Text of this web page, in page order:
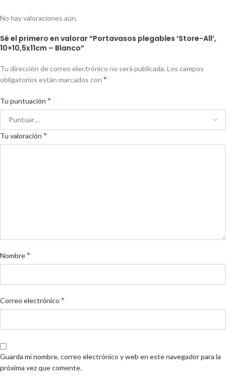
No hay valoraciones aún.
Sé el primero en valorar “Portavasos plegables ‘Store-All’,
10×10,5x11cm – Blanco”
Tu dirección de correo electrónico no será publicada.Los campos
obligatorios están marcados con *
Tu puntuación *
Tu valoración *
Nombre*
Correo electrónico *
Guarda mi nombre, correo electrónico y web en este navegador para la
próxima vez que comente.